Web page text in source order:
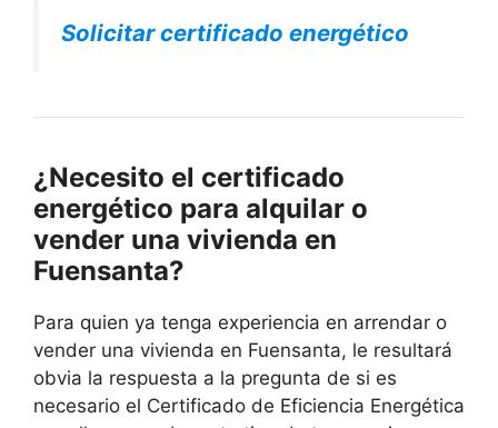
Solicitar certificado energético
¿Necesito el certificado
energético para alquilar o
vender una vivienda en
Fuensanta?
Para quien ya tenga experiencia en arrendar o
vender una vivienda en Fuensanta, le resultará
obvia la respuesta a la pregunta de si es
necesario el Certificado de Eficiencia Energética